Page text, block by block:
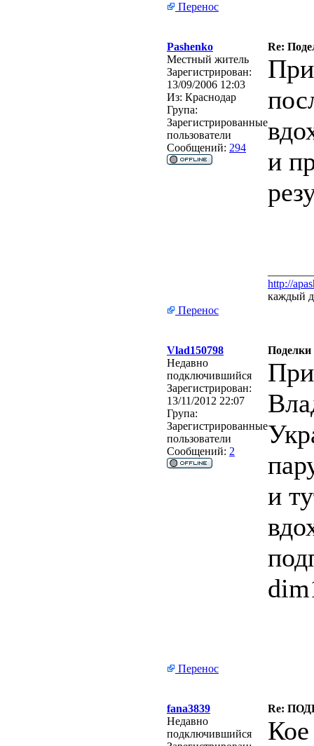
Перенос
Pashenko
Re:
Местный житель
Зарегистрирован:
13/09/2006 12:03
Из: Краснодар
Група:
Зарегистрированные
пользователи
Сообщений: 294
и
http://
каждый
Перенос
Vlad150798
Поделки
Недавно
подключившийся
Зарегистрирован:
13/11/2012 22:07
Група:
Зарегистрированные
пользователи
Сообщений: 2
и
Перенос
fana3839
Re:
Недавно
подключившийся
Кое